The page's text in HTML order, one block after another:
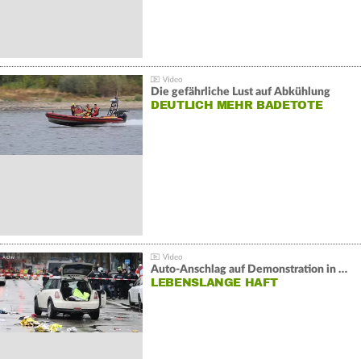
Die gefährliche Lust auf Abkühlung
DEUTLICH MEHR BADETOTE
Auto-Anschlag auf Demonstration in München:
LEBENSLANGE HAFT